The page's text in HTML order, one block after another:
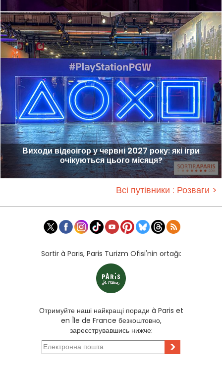
Виходи відеоігор у червні 2027 року: які ігри
очікуються цього місяця?
Всі путівники : Розваги >
Sortir à Paris, Paris Turizm Ofisi'nin ortağı:
Отримуйте наші найкращі поради à Paris et
en Île de France безкоштовно,
зареєструвавшись нижче:
>